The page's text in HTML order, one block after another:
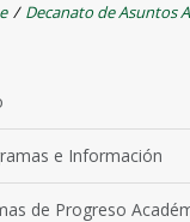
/ Decanato de Asuntos
e Información
de Progreso